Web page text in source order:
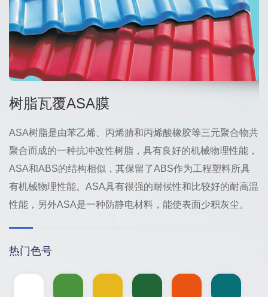
树脂瓦覆ASA膜
ASA树脂是由苯乙烯、丙烯腈和丙烯酸橡胶等三元聚合物共
聚合而成的一种抗冲改性树脂，具有良好的机械物理性能，
ASA和ABS的结构相似，其保留了ABS作为工程塑料所具
有机械物理性能。ASA具有很强的耐候性和比较好的耐高温
性能，另外ASA是一种防静电材料，能使表面少积灰尘。
热门色号